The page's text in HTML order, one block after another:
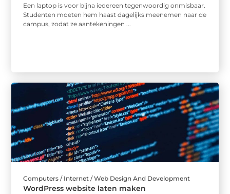
Een laptop is voor bijna iedereen tegenwoordig onmisbaar.
Studenten moeten hem haast dagelijks meenemen naar de
campus, zodat ze aantekeningen ...
Computers / Internet / Web Design And Development
WordPress website laten maken